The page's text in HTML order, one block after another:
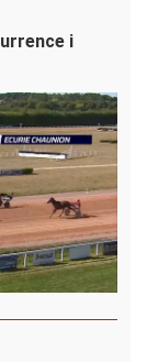
i